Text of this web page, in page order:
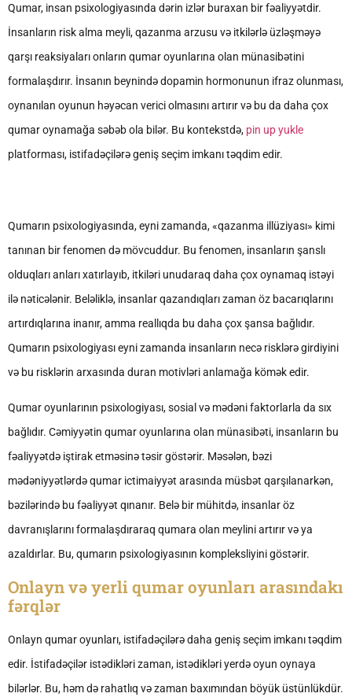
Qumar, insan psixologiyasında dərin izlər buraxan bir fəaliyyətdir.
İnsanların risk alma meyli, qazanma arzusu və itkilərlə üzləşməyə
qarşı reaksiyaları onların qumar oyunlarına olan münasibətini
formalaşdırır. İnsanın beynində dopamin hormonunun ifraz olunması,
oynanılan oyunun həyəcan verici olmasını artırır və bu da daha çox
qumar oynamağa səbəb ola bilər. Bu kontekstdə, pin up yukle
platforması, istifadəçilərə geniş seçim imkanı təqdim edir.
Qumarın psixologiyasında, eyni zamanda, «qazanma illüziyası» kimi
tanınan bir fenomen də mövcuddur. Bu fenomen, insanların şanslı
olduqları anları xatırlayıb, itkiləri unudaraq daha çox oynamaq istəyi
ilə nəticələnir. Beləliklə, insanlar qazandıqları zaman öz bacarıqlarını
artırdıqlarına inanır, amma reallıqda bu daha çox şansa bağlıdır.
Qumarın psixologiyası eyni zamanda insanların necə risklərə girdiyini
və bu risklərin arxasında duran motivləri anlamağa kömək edir.
Qumar oyunlarının psixologiyası, sosial və mədəni faktorlarla da sıx
bağlıdır. Cəmiyyətin qumar oyunlarına olan münasibəti, insanların bu
fəaliyyətdə iştirak etməsinə təsir göstərir. Məsələn, bəzi
mədəniyyətlərdə qumar ictimaiyyət arasında müsbət qarşılanarkən,
bəzilərində bu fəaliyyət qınanır. Belə bir mühitdə, insanlar öz
davranışlarını formalaşdıraraq qumara olan meylini artırır və ya
azaldırlar. Bu, qumarın psixologiyasının kompleksliyini göstərir.
Onlayn və yerli qumar oyunları arasındakı
fərqlər
Onlayn qumar oyunları, istifadəçilərə daha geniş seçim imkanı təqdim
edir. İstifadəçilər istədikləri zaman, istədikləri yerdə oyun oynaya
bilərlər. Bu, həm də rahatlıq və zaman baxımından böyük üstünlükdür.